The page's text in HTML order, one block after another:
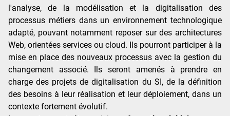
l'analyse, de la modélisation et la digitalisation des
processus métiers dans un environnement technologique
adapté, pouvant notamment reposer sur des architectures
Web, orientées services ou cloud. Ils pourront participer à la
mise en place des nouveaux processus avec la gestion du
changement associé. Ils seront amenés à prendre en
charge des projets de digitalisation du SI, de la définition
des besoins à leur réalisation et leur déploiement, dans un
contexte fortement évolutif.